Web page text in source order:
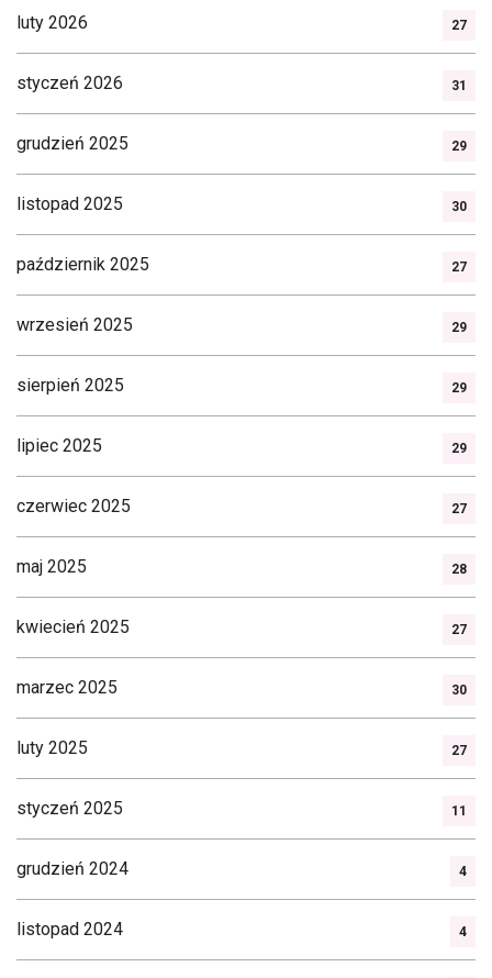
luty 2026 27
styczeń 2026 31
grudzień 2025 29
listopad 2025 30
październik 2025 27
wrzesień 2025 29
sierpień 2025 29
lipiec 2025 29
czerwiec 2025 27
maj 2025 28
kwiecień 2025 27
marzec 2025 30
luty 2025 27
styczeń 2025 11
grudzień 2024 4
listopad 2024 4